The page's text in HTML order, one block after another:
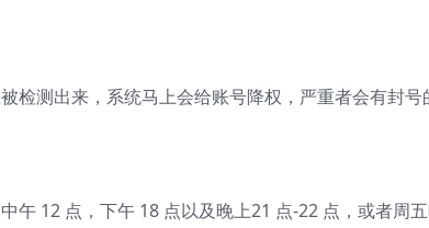
检测出来，系统马上会给账号降权，严重者会有封号
午 12 点，下午 18 点以及晚上21 点-22 点，或者周